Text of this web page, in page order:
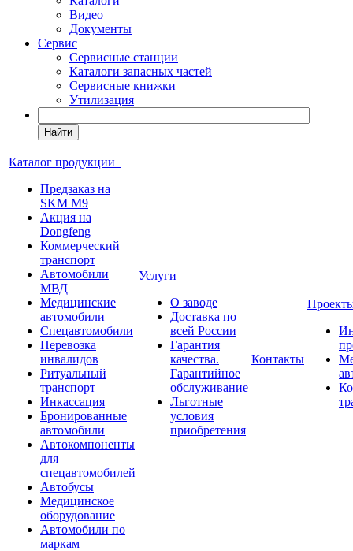
Видео
Документы
Сервис
Сервисные станции
Каталоги запасных частей
Сервисные книжки
Утилизация
Найти
Каталог продукции
Предзаказ на
SKM M9
Акция на
Dongfeng
Коммерческий
транспорт
Автомобили
МВД
Медицинские
автомобили
Спецавтомобили
Перевозка
инвалидов
Ритуальный
транспорт
Инкассация
Бронированные
автомобили
Автокомпоненты
для
спецавтомобилей
Автобусы
Медицинское
оборудование
Автомобили по
маркам
Услуги
О заводе
Доставка по
всей России
Гарантия
качества.
Гарантийное
обслуживание
Льготные
условия
приобретения
Контакты